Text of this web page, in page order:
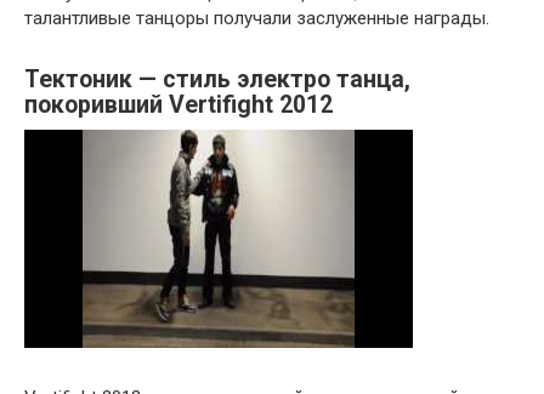
талантливые танцоры получали заслуженные награды.
Тектоник — стиль электро танца,
покоривший Vertifight 2012